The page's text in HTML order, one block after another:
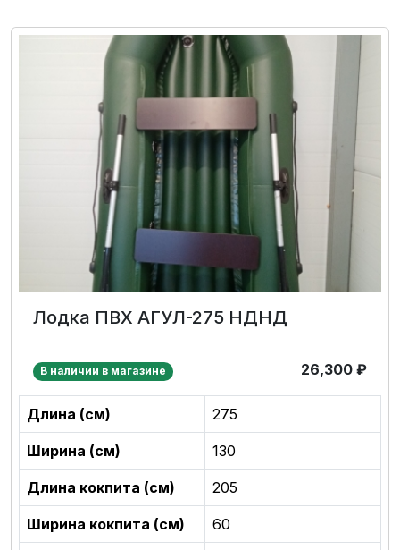
Лодка ПВХ АГУЛ-275 НДНД
В наличии в магазине 26,300 ₽
Длина (см) 275
Ширина (см) 130
Длина кокпита (см) 205
Ширина кокпита (см) 60